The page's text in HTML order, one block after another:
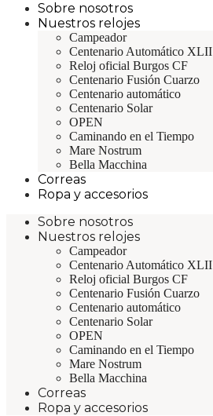
Sobre nosotros
Nuestros relojes
Campeador
Centenario Automático XLII
Reloj oficial Burgos CF
Centenario Fusión Cuarzo
Centenario automático
Centenario Solar
OPEN
Caminando en el Tiempo
Mare Nostrum
Bella Macchina
Correas
Ropa y accesorios
Sobre nosotros
Nuestros relojes
Campeador
Centenario Automático XLII
Reloj oficial Burgos CF
Centenario Fusión Cuarzo
Centenario automático
Centenario Solar
OPEN
Caminando en el Tiempo
Mare Nostrum
Bella Macchina
Correas
Ropa y accesorios